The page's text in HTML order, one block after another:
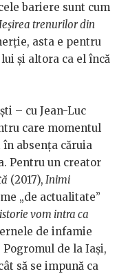
bariere sunt cum
trenurilor din
asta e pentru
și altora ca el încă
– cu Jean-Luc
care momentul
absența căruia
Pentru un creator
(2017), Inimi
„de actualitate”
vom intra ca
de infamie
de la Iași,
să se impună ca